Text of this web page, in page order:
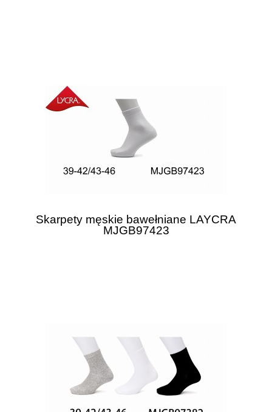
Skarpety męskie bawełniane LAYCRA
MJGB97423